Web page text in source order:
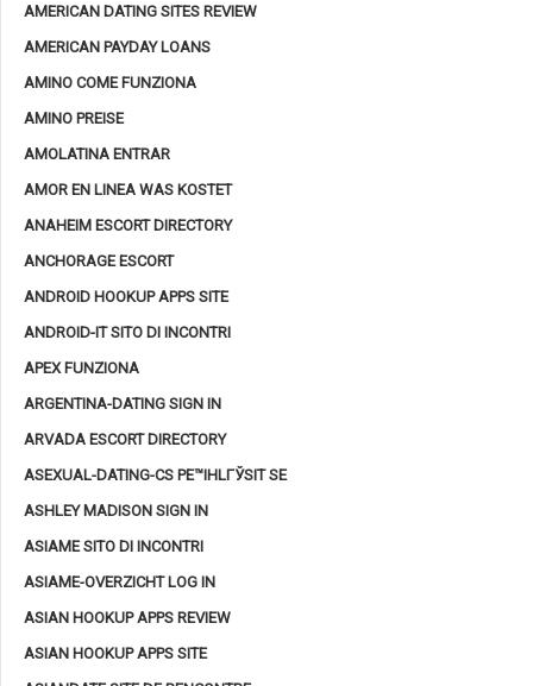
AMERICAN DATING SITES REVIEW
AMERICAN PAYDAY LOANS
AMINO COME FUNZIONA
AMINO PREISE
AMOLATINA ENTRAR
AMOR EN LINEA WAS KOSTET
ANAHEIM ESCORT DIRECTORY
ANCHORAGE ESCORT
ANDROID HOOKUP APPS SITE
ANDROID-IT SITO DI INCONTRI
APEX FUNZIONA
ARGENTINA-DATING SIGN IN
ARVADA ESCORT DIRECTORY
ASEXUAL-DATING-CS PЕ™IHLГЎSIT SE
ASHLEY MADISON SIGN IN
ASIAME SITO DI INCONTRI
ASIAME-OVERZICHT LOG IN
ASIAN HOOKUP APPS REVIEW
ASIAN HOOKUP APPS SITE